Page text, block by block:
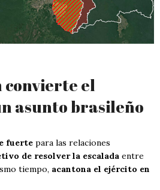
convierte el
asunto brasileño
fuerte para las relaciones
de resolver la escalada entre
tiempo, acantona el ejército en